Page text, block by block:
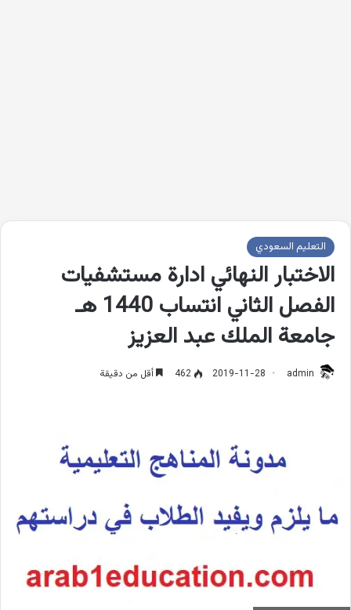
التعليم السعودي
الاختبار النهائي ادارة مستشفيات
الفصل الثاني انتساب 1440 هـ
جامعة الملك عبد العزيز
admin
2019-11-28
462 أقل من دقيقة